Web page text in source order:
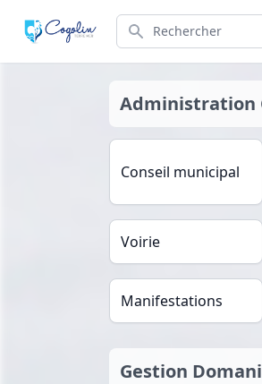
Search
Administration
Conseil municipal
Voirie
Manifestations
Gestion